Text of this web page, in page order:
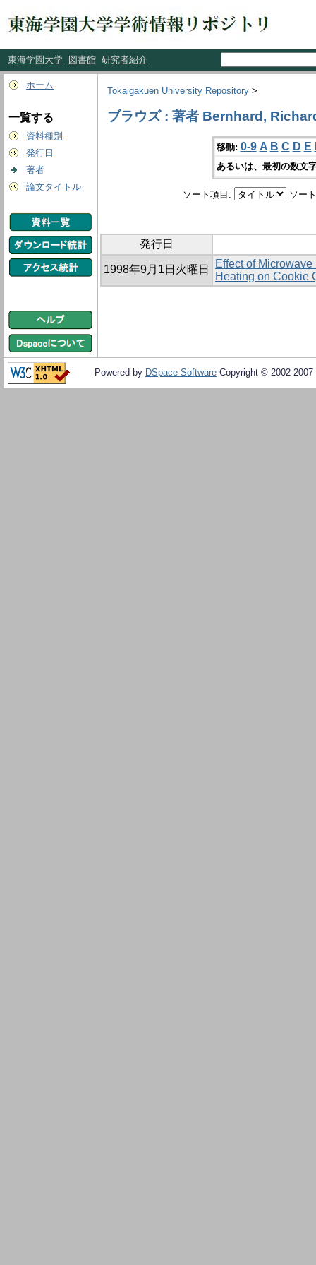
東海学園大学 図書館 研究者紹介
ホーム
一覧する
資料種別
発行日
著者
論文タイトル
Tokaigakuen University Repository >
ブラウズ : 著者 Bernhard,
移動: 0-9 A B C D E
あるいは、最初の数文
ソート項目: ソー
発行日
1998年9月1日火曜日
Effect of
Heating on Cookie
Powered by DSpace Software Copyright © 2002-2007